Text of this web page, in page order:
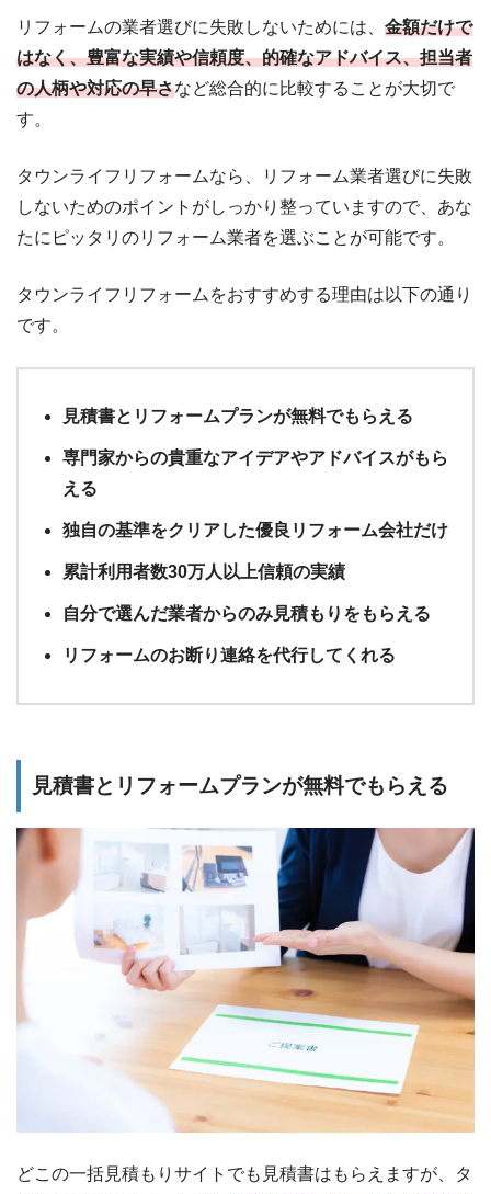
リフォームの業者選びに失敗しないためには、 金額だけで
はなく、豊富な実績や信頼度、的確なアドバイス、担当者
の人柄や対応の早さなど総合的に比較することが大切で
す。
タウンライフリフォームなら、リフォーム業者選びに失敗
しないためのポイントがしっかり整っていますので、あな
たにピッタリのリフォーム業者を選ぶことが可能です。
タウンライフリフォームをおすすめする理由は以下の通り
です。
見積書とリフォームプランが無料でもらえる
専門家からの貴重なアイデアやアドバイスがもら
える
独自の基準をクリアした優良リフォーム会社だけ
累計利用者数30万人以上信頼の実績
自分で選んだ業者からのみ見積もりをもらえる
リフォームのお断り連絡を代行してくれる
見積書とリフォームプランが無料でもらえる
どこの一括見積もりサイトでも見積書はもらえますが、タ